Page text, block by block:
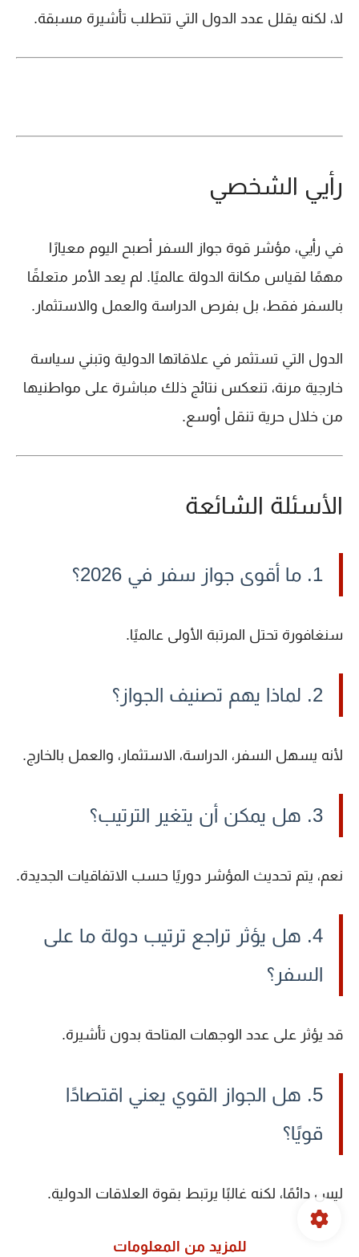
لا، لكنه يقلل عدد الدول التي تتطلب تأشيرة مسبقة.
رأيي الشخصي
في رأيي، مؤشر قوة جواز السفر أصبح اليوم معيارًا
مهمًا لقياس مكانة الدولة عالميًا. لم يعد الأمر متعلقًا
بالسفر فقط، بل بفرص الدراسة والعمل والاستثمار.
الدول التي تستثمر في علاقاتها الدولية وتبني سياسة
خارجية مرنة، تنعكس نتائج ذلك مباشرة على مواطنيها
من خلال حرية تنقل أوسع.
الأسئلة الشائعة
1. ما أقوى جواز سفر في 2026؟
سنغافورة تحتل المرتبة الأولى عالميًا.
2. لماذا يهم تصنيف الجواز؟
لأنه يسهل السفر، الدراسة، الاستثمار، والعمل بالخارج.
3. هل يمكن أن يتغير الترتيب؟
نعم، يتم تحديث المؤشر دوريًا حسب الاتفاقيات الجديدة.
4. هل يؤثر تراجع ترتيب دولة ما على
السفر؟
قد يؤثر على عدد الوجهات المتاحة بدون تأشيرة.
5. هل الجواز القوي يعني اقتصادًا
قويًا؟
ليس دائمًا، لكنه غالبًا يرتبط بقوة العلاقات الدولية.
للمزيد من المعلومات